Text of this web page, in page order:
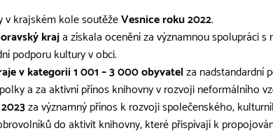
v krajském kole soutěžeVesnice roku 2022.
kraja získala ocenění za významnou spolupráci
podporu kultury v obci.
v kategorii 1 001 – 3 000 obyvatelza nadstandardní
a za aktivní přínos knihovny v rozvoji neformálního
za významný přínos k rozvoji společenského,
do aktivit knihovny, které přispívají k